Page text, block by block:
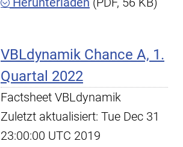
VBLdynamik Chance A, 1.
Quartal 2022
Factsheet VBLdynamik
Zuletzt aktualisiert: Tue Dec 31
23:00:00 UTC 2019